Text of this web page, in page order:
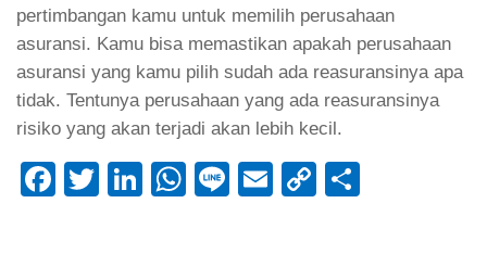
pertimbangan kamu untuk memilih perusahaan
asuransi. Kamu bisa memastikan apakah perusahaan
asuransi yang kamu pilih sudah ada reasuransinya apa
tidak. Tentunya perusahaan yang ada reasuransinya
risiko yang akan terjadi akan lebih kecil.
Facebook
TwitterLinkedIn
WhatsApp
LineEmailCopy